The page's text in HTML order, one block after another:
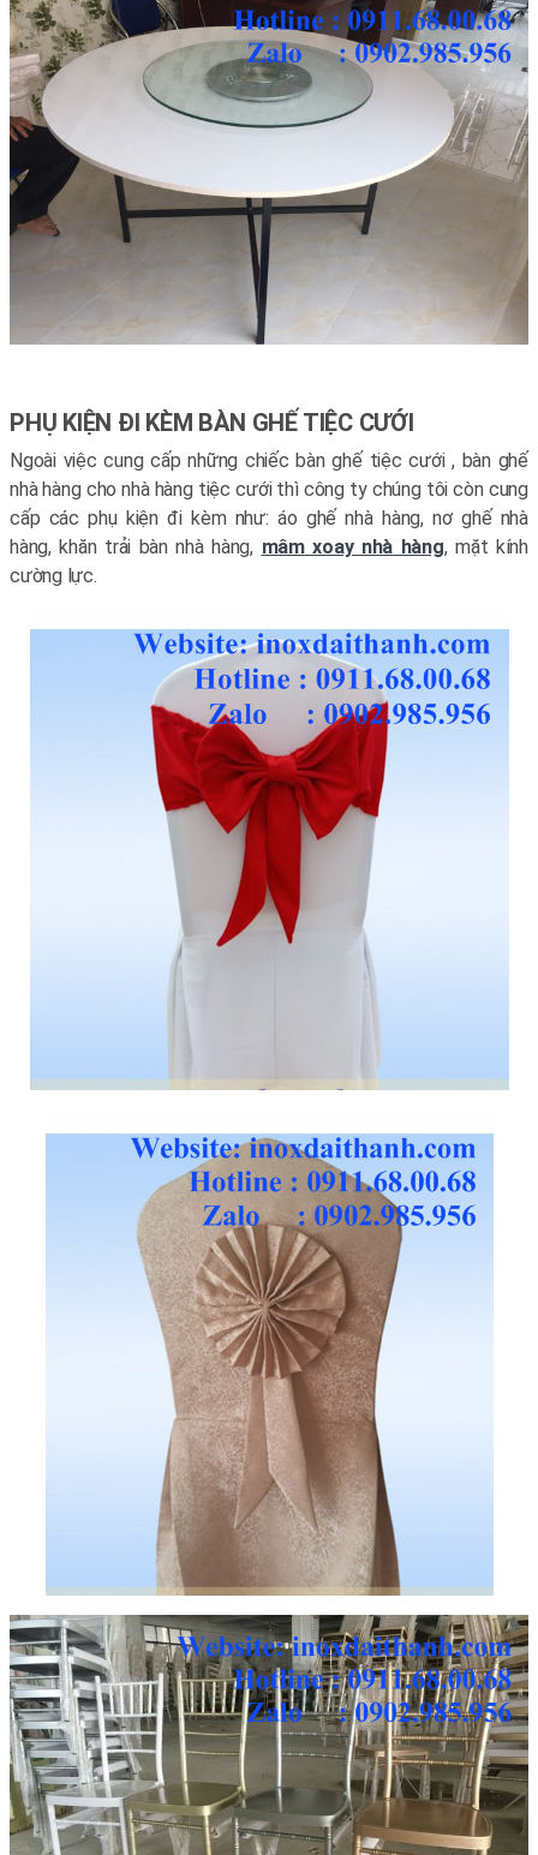
PHỤ KIỆN ĐI KÈM BÀN GHẾ TIỆC CƯỚI
Ngoài việc cung cấp những chiếc bàn ghế tiệc cưới , bàn ghế
nhà hàng cho nhà hàng tiệc cưới thì công ty chúng tôi còn cung
cấp các phụ kiện đi kèm như: áo ghế nhà hàng, nơ ghế nhà
hàng, khăn trải bàn nhà hàng, mâm xoay nhà hàng, mặt kính
cường lực.